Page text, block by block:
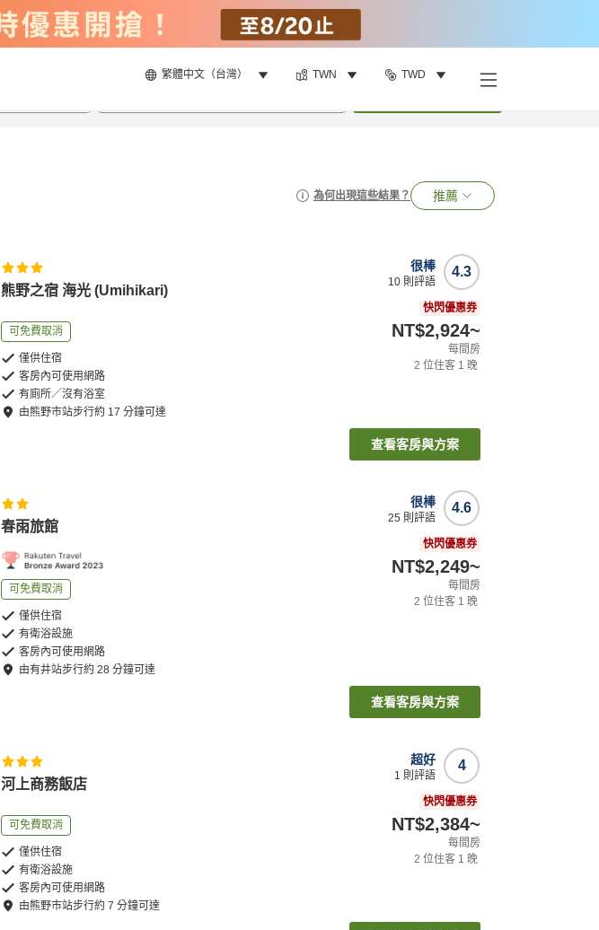
繁體中文（台灣） TWN TWD
為何出現這些結果？ 推薦
熊野之宿 海光 (Umihikari)
可免費取消
僅供住宿
客房內可使用網路
有廁所／沒有浴室
由熊野市站步行約 17 分鐘可達
4.3
很棒
10 則評語
快閃優惠券
NT$2,924~
每間房
2 位住客 1 晚
查看客房與方案
春雨旅館
可免費取消
僅供住宿
有衛浴設施
客房內可使用網路
由有井站步行約28 分鐘可達
4.6
很棒
25 則評語
快閃優惠券
NT$2,249~
每間房
2 位住客 1 晚
查看客房與方案
河上商務飯店
可免費取消
僅供住宿
有衛浴設施
客房內可使用網路
由熊野市站步行約7 分鐘可達
4
超好
1 則評語
快閃優惠券
NT$2,384~
每間房
2 位住客 1 晚